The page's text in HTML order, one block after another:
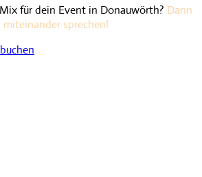
für dein Event in Donauwörth? Dann
sprechen!